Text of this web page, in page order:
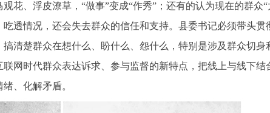
花、浮皮潦草，“做事”变成“作秀”；还有的认为现在的群众
透情况，还会失去群众的信任和支持。县委书记必须带头贯
清楚群众在想什么、盼什么、怨什么，特别是涉及群众切身
网时代群众表达诉求、参与监督的新特点，把线上与线下结
、化解矛盾。